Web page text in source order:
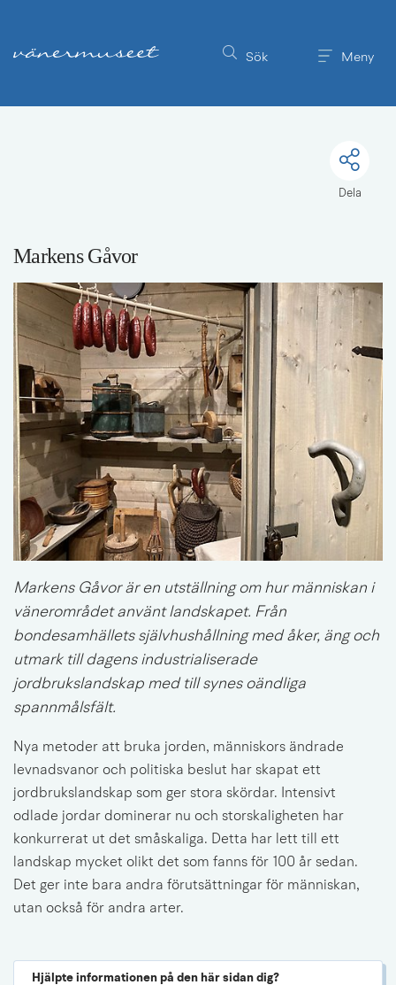
Sök Meny
Dela
Markens Gåvor
Markens Gåvor är en utställning om hur människan i
vänerområdet använt landskapet. Från
bondesamhällets självhushållning med åker, äng och
utmark till dagens industrialiserade
jordbrukslandskap med till synes oändliga
spannmålsfält.
Nya metoder att bruka jorden, människors ändrade
levnadsvanor och politiska beslut har skapat ett
jordbrukslandskap som ger stora skördar. Intensivt
odlade jordar dominerar nu och storskaligheten har
konkurrerat ut det småskaliga. Detta har lett till ett
landskap mycket olikt det som fanns för 100 år sedan.
Det ger inte bara andra förutsättningar för människan,
utan också för andra arter.
Hjälpte informationen på den här sidan dig?